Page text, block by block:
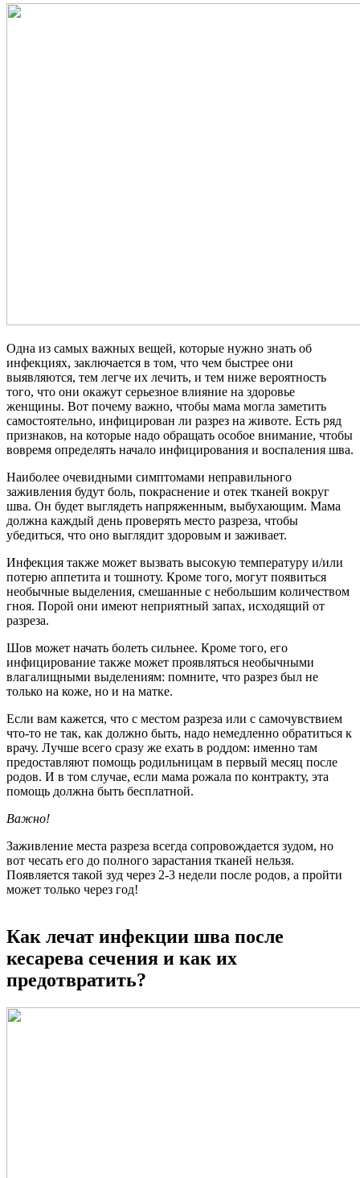
Одна из самых важных вещей, которые нужно знать об
инфекциях, заключается в том, что чем быстрее они
выявляются, тем легче их лечить, и тем ниже вероятность
того, что они окажут серьезное влияние на здоровье
женщины. Вот почему важно, чтобы мама могла заметить
самостоятельно, инфицирован ли разрез на животе. Есть ряд
признаков, на которые надо обращать особое внимание, чтобы
вовремя определять начало инфицирования и воспаления шва.
Наиболее очевидными симптомами неправильного
заживления будут боль, покраснение и отек тканей вокруг
шва. Он будет выглядеть напряженным, выбухающим. Мама
должна каждый день проверять место разреза, чтобы
убедиться, что оно выглядит здоровым и заживает.
Инфекция также может вызвать высокую температуру и/или
потерю аппетита и тошноту. Кроме того, могут появиться
необычные выделения, смешанные с небольшим количеством
гноя. Порой они имеют неприятный запах, исходящий от
разреза.
Шов может начать болеть сильнее. Кроме того, его
инфицирование также может проявляться необычными
влагалищными выделениям: помните, что разрез был не
только на коже, но и на матке.
Если вам кажется, что с местом разреза или с самочувствием
что-то не так, как должно быть, надо немедленно обратиться к
врачу. Лучше всего сразу же ехать в роддом: именно там
предоставляют помощь родильницам в первый месяц после
родов. И в том случае, если мама рожала по контракту, эта
помощь должна быть бесплатной.
Важно!
Заживление места разреза всегда сопровождается зудом, но
вот чесать его до полного зарастания тканей нельзя.
Появляется такой зуд через 2-3 недели после родов, а пройти
может только через год!
Как лечат инфекции шва после
кесарева сечения и как их
предотвратить?